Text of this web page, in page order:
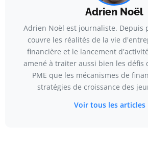
Adrien Noël
Adrien Noël est journaliste. Depuis
couvre les réalités de la vie
financière et le lancement
amené à traiter aussi bien les défis
PME que les mécanismes de
stratégies de croissance des
Voir tous les articles